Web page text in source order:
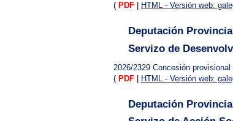
( PDF HTML - Versión web:
Deputación
Servizo de
2026/2329 Concesión
( PDF | HTML - Versión web:
Deputación